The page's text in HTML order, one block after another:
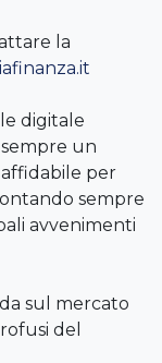
la
digitale
un
per
sempre
avvenimenti
sul mercato
del